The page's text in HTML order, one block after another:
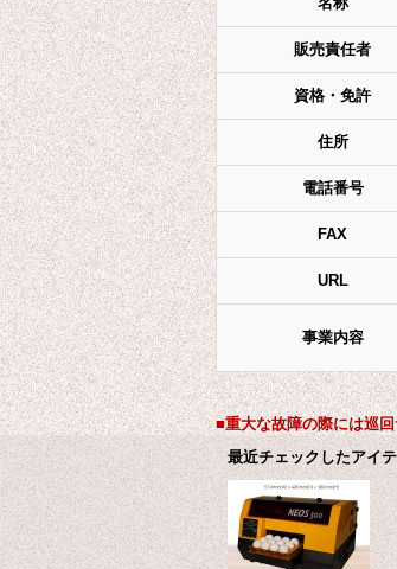
販売責任者
資格・免許
住所
電話番号
FAX
URL
事業内容
■重大な故障の際には巡
最近チェックしたアイ